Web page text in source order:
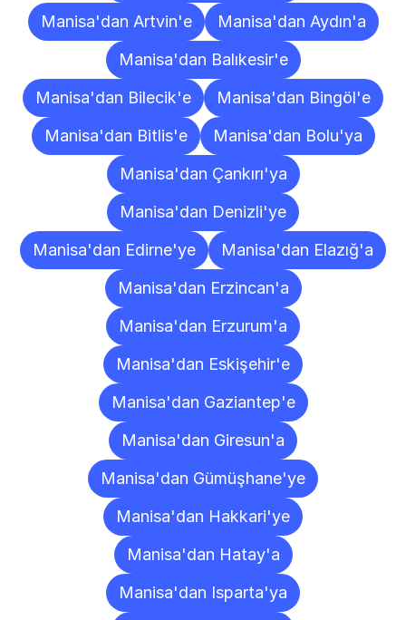
Manisa'dan Artvin'e
Manisa'dan Aydın'a
Manisa'dan Balıkesir'e
Manisa'dan Bilecik'e
Manisa'dan Bingöl'e
Manisa'dan Bitlis'e
Manisa'dan Bolu'ya
Manisa'dan Çankırı'ya
Manisa'dan Denizli'ye
Manisa'dan Edirne'ye
Manisa'dan Elazığ'a
Manisa'dan Erzincan'a
Manisa'dan Erzurum'a
Manisa'dan Eskişehir'e
Manisa'dan Gaziantep'e
Manisa'dan Giresun'a
Manisa'dan Gümüşhane'ye
Manisa'dan Hakkari'ye
Manisa'dan Hatay'a
Manisa'dan Isparta'ya